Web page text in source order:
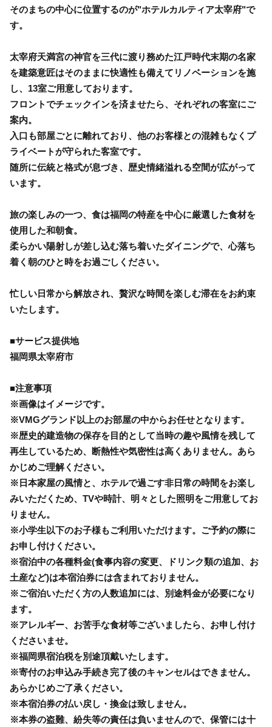
そのまちの中心に位置するのが"ホテルカルティア太宰府"で
す。
太宰府天満宮の神官を三代に渡り務めた江戸時代末期の名家
を建築意匠はそのままに快適性も備えてリノベーションを施
し、13室ご用意しております。
フロントでチェックインを済ませたら、それぞれの客室にご
案内。
入口も部屋ごとに離れており、他のお客様との混雑もなくプ
ライベートが守られた客室です。
随所に伝統と格式が息づき、歴史情緒溢れる空間が広がって
います。
旅の楽しみの一つ、食は福岡の特産を中心に厳選した食材を
使用した和朝食。
柔らかい陽射しが差し込む落ち着いたダイニングで、心落ち
着く朝のひと時をお過ごしください。
忙しい日常から解放され、贅沢な時間を楽しむ滞在をお約束
いたします。
■サービス提供地
福岡県太宰府市
■注意事項
※画像はイメージです。
※VMGグランド以上のお部屋の中からお任せとなります。
※歴史的建造物の保存を目的として当時の趣や風情を残して
再生しているため、断熱性や気密性は高くありません。あら
かじめご理解ください。
※日本家屋の風情と、ホテルで過ごす非日常の時間をお楽し
みいただくため、TVや時計、明々とした照明をご用意してお
りません。
※小学生以下のお子様もご利用いただけます。ご予約の際に
お申し付けください。
※宿泊中の各種料金(食事内容の変更、ドリンク類の追加、お
土産など)は本宿泊券には含まれておりません。
※ご宿泊いただく方の人数追加には、別途料金が必要になり
ます。
※アレルギー、お苦手な食材等ございましたら、お申し付け
くださいませ。
※福岡県宿泊税を別途頂戴いたします。
※寄付のお申込み手続き完了後のキャンセルはできません。
あらかじめご了承ください。
※本宿泊券の払い戻し・換金は致しません。
※本券の盗難、紛失等の責任は負いませんので、保管には十